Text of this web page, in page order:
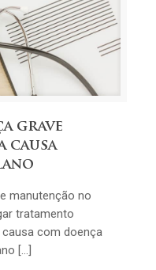
grave
causa
manutenção no
tratamento
com doença
[…]